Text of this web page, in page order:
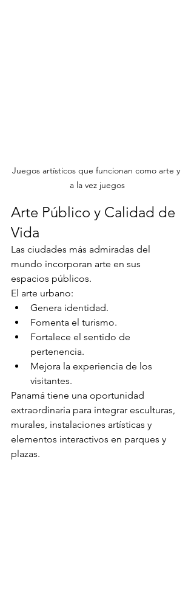
Juegos artísticos que funcionan como arte y
a la vez juegos
Arte Público y Calidad de
Vida
Las ciudades más admiradas del
mundo incorporan arte en sus
espacios públicos.
El arte urbano:
Genera identidad.
Fomenta el turismo.
Fortalece el sentido de
pertenencia.
Mejora la experiencia de los
visitantes.
Panamá tiene una oportunidad
extraordinaria para integrar esculturas,
murales, instalaciones artísticas y
elementos interactivos en parques y
plazas.